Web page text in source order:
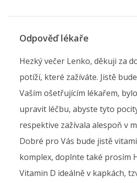
Odpověď lékaře
Hezký večer Lenko, děkuji za
potíží, které zažíváte. Jistě
Vaším ošetřujícím lékařem,
upravit léčbu, abyste tyto
respektive zažívala alespoň v
Dobré pro Vás bude jistě
komplex, doplnte také prosím
Vitamin D ideálně v kapkách,